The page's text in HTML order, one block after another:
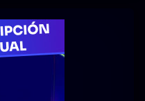
2160p 4K SDR